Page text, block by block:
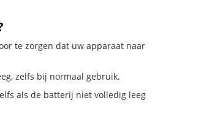
te zorgen dat uw apparaat naar
zelfs bij normaal gebruik.
als de batterij niet volledig leeg